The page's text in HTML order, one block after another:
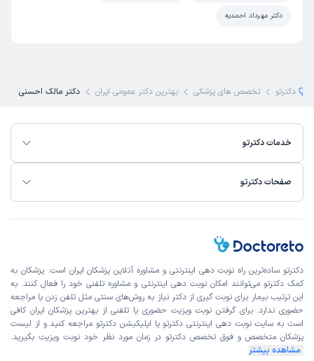
دکتر مهرداد احمدیه
دکترتو تخصص های پزشکی بهترین دکتر عمومی ایران دکتر مالک احسنی
خدمات دکترتو
صفحات دکترتو
دکترتو ساده‌ترین راه نوبت‌ دهی اینترنتی و مشاوره آنلاین پزشکان ایران است. پزشکان به
کمک دکترتو می‌توانند امکان نوبت دهی اینترنتی و مشاوره تلفنی خود را فعال کنند. به
این ترتیب بیمار برای نوبت گیری از دکتر نیاز به روش‌های سنتی مثل تلفن زدن یا مراجعه
حضوری ندارد. برای گرفتن نوبت ویزیت حضوری یا تلفنی از بهترین پزشکان ایران کافی
است به سایت نوبت دهی اینترنتی دکترتو یا اپلیکیشن دکترتو مراجعه کنید و از لیست
پزشکان متخصص و فوق تخصص دکترتو در زمان مورد نظر خود نوبت ویزیت بگیرید.
مشاهده بیشتر